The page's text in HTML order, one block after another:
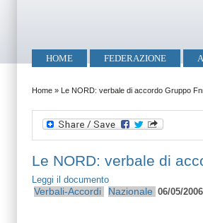
Menu principale
HOME FEDERAZIONE
Tu sei qui
Home » Le NORD: verbale di accordo Gruppo
Le NORD: verbale di
Leggi il documento
Verbali-Accordi Nazionale 06/05/2006